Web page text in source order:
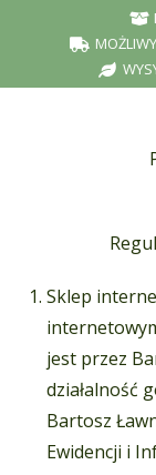
Sklep
jest przez
działalność
Bartosz
Ewidencji i